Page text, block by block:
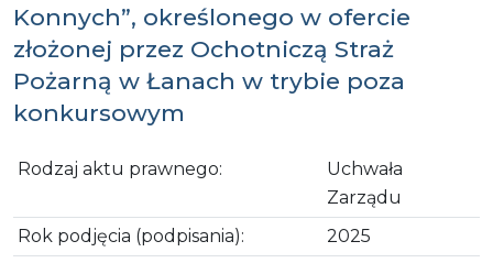
Konnych”, określonego w ofercie
złożonej przez Ochotniczą Straż
Pożarną w Łanach w trybie poza
konkursowym
Rodzaj aktu prawnego:
Uchwała
Zarządu
Rok podjęcia (podpisania):
2025